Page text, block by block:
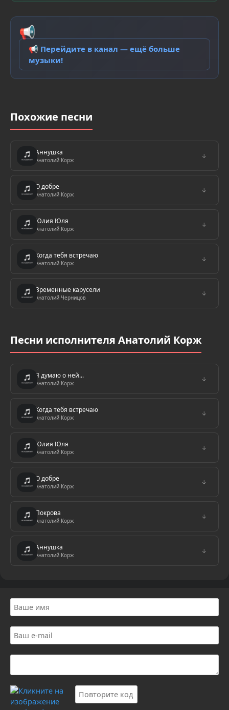
📢
📢 Перейдите в канал — ещё больше
музыки!
Похожие песни
Аннушка
Анатолий Корж
↓
О добре
Анатолий Корж
↓
Юлия Юля
Анатолий Корж
↓
Когда тебя встречаю
Анатолий Корж
↓
Временные карусели
Анатолий Черницов
↓
Песни исполнителя Анатолий Корж
Я думаю о ней...
Анатолий Корж
↓
Когда тебя встречаю
Анатолий Корж
↓
Юлия Юля
Анатолий Корж
↓
О добре
Анатолий Корж
↓
Покрова
Анатолий Корж
↓
Аннушка
Анатолий Корж
↓